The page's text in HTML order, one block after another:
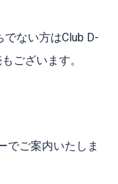
でない方はClub D-
ございます。
でご案内いたしま